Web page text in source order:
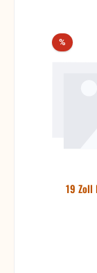
%Rabatt
19 Zoll